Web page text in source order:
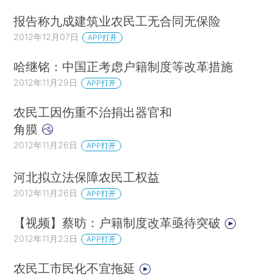
报告称九成建筑业农民工无合同无保险
2012年12月07日 APP打开
哈继铭：中国正考虑户籍制度等改革措施
2012年11月29日 APP打开
农民工因伤重不治捐出器官和
角膜
2012年11月26日 APP打开
河北拟立法保障农民工权益
2012年11月26日 APP打开
【视频】蔡昉：户籍制度改革亟待突破
2012年11月23日 APP打开
农民工市民化不宜拖延